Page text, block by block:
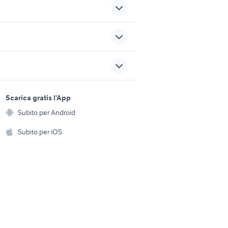
bmw drift
panda 2011 accessori auto
volkswagen auto Cittadella
e
Scarica gratis l'App
Subito per Android
Subito per iOS